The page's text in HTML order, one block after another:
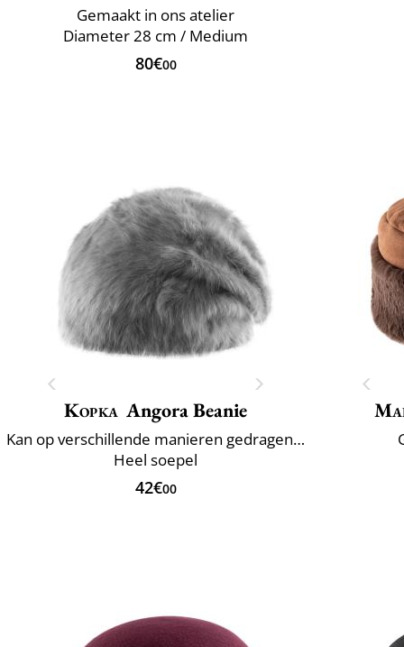
Gemaakt in ons atelier
Diameter 28 cm / Medium
80€00
Kopka Angora Beanie
Kan op verschillende manieren gedragen worden
Heel soepel
42€00